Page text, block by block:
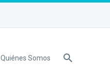
Quiénes Somos